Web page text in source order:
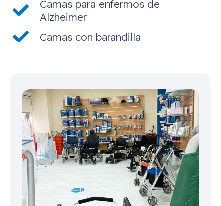
Camas para enfermos de
Alzheimer
Camas con barandilla